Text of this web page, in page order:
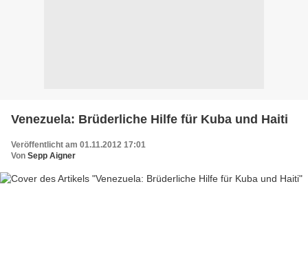
Venezuela: Brüderliche Hilfe für Kuba und Haiti
Veröffentlicht am 01.11.2012 17:01
Von Sepp Aigner